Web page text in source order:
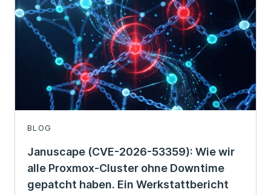
BLOG
Januscape (CVE-2026-53359): Wie wir
alle Proxmox-Cluster ohne Downtime
gepatcht haben. Ein Werkstattbericht